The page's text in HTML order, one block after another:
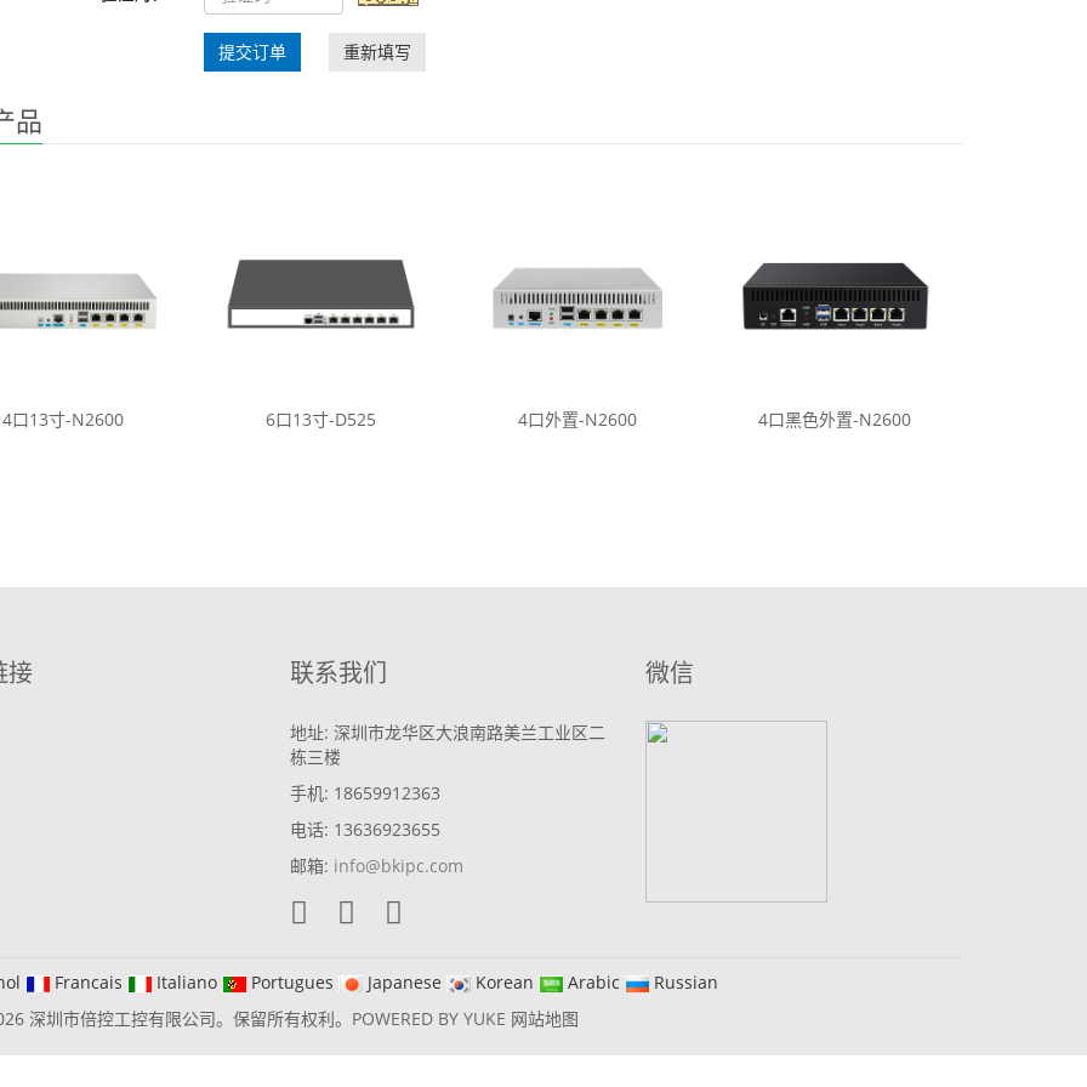
提交订单 重新填写
品
4口13寸-N2600 6口13寸-D525 4口外置-N2600 4口黑色外置-N2600
接 联系我们
地址: 深圳市龙华区大浪南路美兰工业区二
栋三楼
手机: 18659912363
电话: 13636923655
邮箱: info@bkipc.com
微信
Francais Italiano Portugues Japanese Korean Arabic
Russian
深圳市倍控工控有限公司。保留所有权利。 POWERED BY YUKE 网站地图